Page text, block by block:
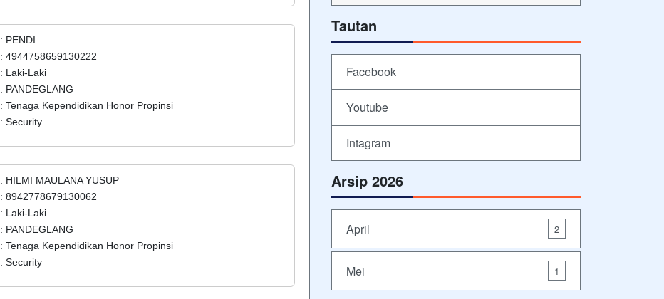
: PENDI
: 4944758659130222
: Laki-Laki
: PANDEGLANG
: Tenaga Kependidikan Honor Propinsi
: Security
: HILMI MAULANA YUSUP
: 8942778679130062
: Laki-Laki
: PANDEGLANG
: Tenaga Kependidikan Honor Propinsi
: Security
Tautan
Facebook
Youtube
Intagram
Arsip 2026
April 2
Mei 1